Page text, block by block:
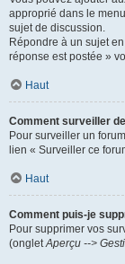
approprié dans le
sujet de discussion.
Répondre à un sujet
réponse est postée »
Haut
Comment surveiller
Pour surveiller un
lien « Surveiller ce
Haut
Comment puis-je
Pour supprimer vos
(ongletAperçu -->